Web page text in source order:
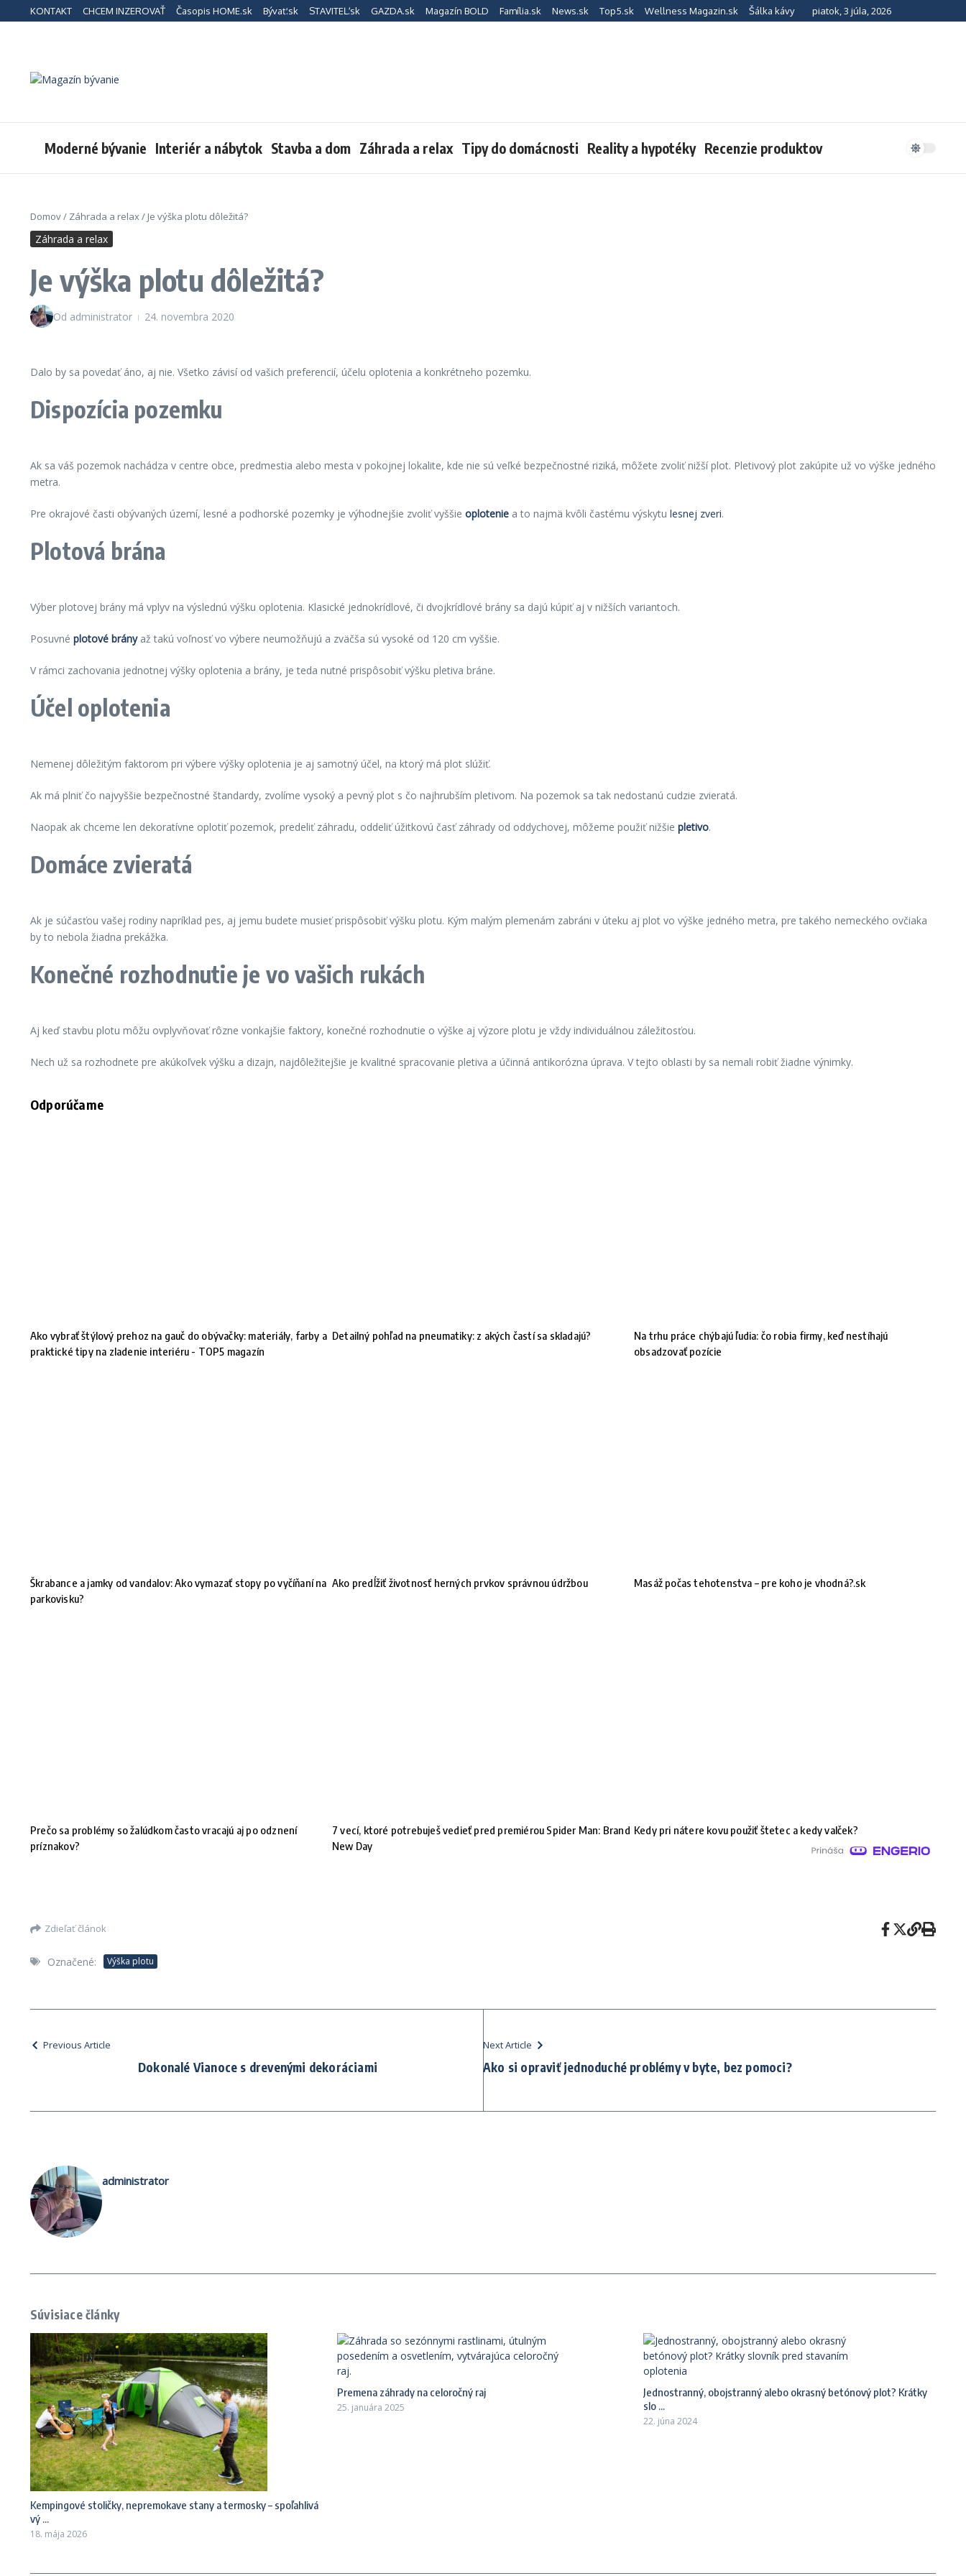
Preskočiť na obsah
KONTAKT CHCEM INZEROVAŤ Časopis HOME.sk Bývať.sk STAVITEĽ.sk GAZDA.sk Magazín BOLD Família.sk News.sk Top5.sk Wellness Magazin.sk Šálka kávy piatok, 3 júla, 2026
Moderné bývanie Interiér a nábytok Stavba a dom Záhrada a relax Tipy do domácnosti Reality a hypotéky Recenzie produktov
Domov/ Záhrada a relax/ Je výška plotu dôležitá?
Záhrada a relax
Je výška plotu dôležitá?
Od administrator 24. novembra 2020
Dalo by sa povedať áno, aj nie. Všetko závisí od vašich preferencií, účelu oplotenia a konkrétneho pozemku.
Dispozícia pozemku
Ak sa váš pozemok nachádza v centre obce, predmestia alebo mesta v pokojnej lokalite, kde nie sú veľké bezpečnostné riziká, môžete zvoliť nižší plot. Pletivový plot zakúpite už vo výške jedného
metra.
Pre okrajové časti obývaných území, lesné a podhorské pozemky je výhodnejšie zvoliť vyššie oplotenie a to najmä kvôli častému výskytu lesnej zveri.
Plotová brána
Výber plotovej brány má vplyv na výslednú výšku oplotenia. Klasické jednokrídlové, či dvojkrídlové brány sa dajú kúpiť aj v nižších variantoch.
Posuvné plotové brányaž takú voľnosť vo výbere neumožňujú a zväčša sú vysoké od 120 cm vyššie.
V rámci zachovania jednotnej výšky oplotenia a brány, je teda nutné prispôsobiť výšku pletiva bráne.
Účel oplotenia
Nemenej dôležitým faktorom pri výbere výšky oplotenia je aj samotný účel, na ktorý má plot slúžiť.
Ak má plniť čo najvyššie bezpečnostné štandardy, zvolíme vysoký a pevný plot s čo najhrubším pletivom. Na pozemok sa tak nedostanú cudzie zvieratá.
Naopak ak chceme len dekoratívne oplotiť pozemok, predeliť záhradu, oddeliť úžitkovú časť záhrady od oddychovej, môžeme použiť nižšie pletivo.
Domáce zvieratá
Ak je súčasťou vašej rodiny napríklad pes, aj jemu budete musieť prispôsobiť výšku plotu. Kým malým plemenám zabráni v úteku aj plot vo výške jedného metra, pre takého nemeckého ovčiaka
by to nebola žiadna prekážka.
Konečné rozhodnutie je vo vašich rukách
Aj keď stavbu plotu môžu ovplyvňovať rôzne vonkajšie faktory, konečné rozhodnutie o výške aj výzore plotu je vždy individuálnou záležitosťou.
Nech už sa rozhodnete pre akúkoľvek výšku a dizajn, najdôležitejšie je kvalitné spracovanie pletiva a účinná antikorózna úprava. V tejto oblasti by sa nemali robiť žiadne výnimky.
Odporúčame
Ako vybrať štýlový prehoz na gauč do obývačky: materiály, farby a
praktické tipy na zladenie interiéru - TOP5 magazín
Detailný pohľad na pneumatiky: z akých častí sa skladajú?
Na trhu práce chýbajú ľudia: čo robia firmy, keď nestíhajú
obsadzovať pozície
Škrabance a jamky od vandalov: Ako vymazať stopy po vyčíňaní na
parkovisku?
Ako predĺžiť životnosť herných prvkov správnou údržbou Masáž počas tehotenstva – pre koho je vhodná?.sk
Prečo sa problémy so žalúdkom často vracajú aj po odznení
príznakov?
7 vecí, ktoré potrebuješ vedieť pred premiérou Spider Man: Brand
New Day
Kedy pri nátere kovu použiť štetec a kedy valček?
Zdieľať článok
Označené: Výška plotu
Previous Article
Dokonalé Vianoce s drevenými dekoráciami
Next Article
Ako si opraviť jednoduché problémy v byte, bez pomoci?
administrator
Súvisiace články
Kempingové stoličky, nepremokave stany a termosky – spoľahlivá
vý ...
18. mája 2026
Premena záhrady na celoročný raj
25. januára 2025
Jednostranný, obojstranný alebo okrasný betónový plot? Krátky
slo ...
22. júna 2024